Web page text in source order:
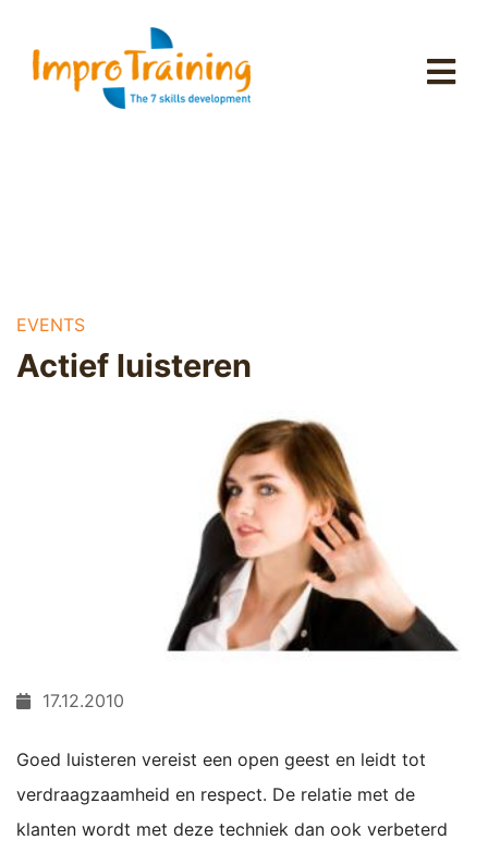
EVENTS
Actief luisteren
17.12.2010
Goed luisteren vereist een open geest en leidt tot
verdraagzaamheid en respect. De relatie met de
klanten wordt met deze techniek dan ook verbeterd